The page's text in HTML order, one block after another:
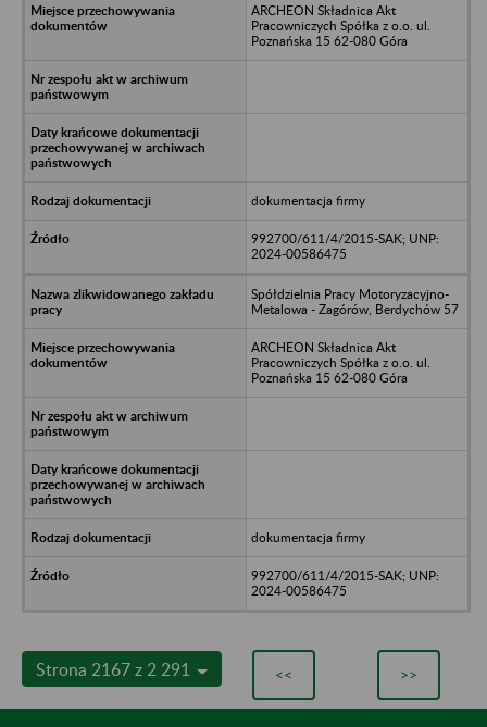
ARCHEON Składnica Akt
Pracowniczych Spółka z o.o. ul.
Poznańska 15 62-080 Góra
dokumentacja firmy
992700/611/4/2015-SAK; UNP:
2024-00586475
Spółdzielnia Pracy Motoryzacyjno-
Metalowa - Zagórów, Berdychów 57
ARCHEON Składnica Akt
Pracowniczych Spółka z o.o. ul.
Poznańska 15 62-080 Góra
dokumentacja firmy
992700/611/4/2015-SAK; UNP:
2024-00586475
Strona 2167 z 2 291 << >>